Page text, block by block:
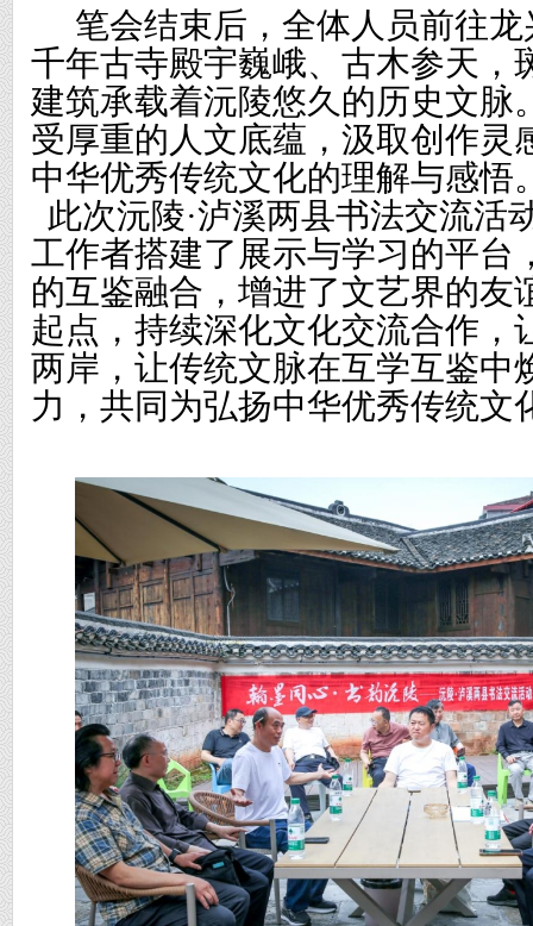
笔会结束后，全体人员前往
千年古寺殿宇巍峨、古木参天，
建筑承载着沅陵悠久的历史文脉
受厚重的人文底蕴，汲取创作灵
中华优秀传统文化的理解与感悟
此次沅陵·泸溪两县书法交流活
工作者搭建了展示与学习的平台
的互鉴融合，增进了文艺界的友
起点，持续深化文化交流合作，
两岸，让传统文脉在互学互鉴中
力，共同为弘扬中华优秀传统文